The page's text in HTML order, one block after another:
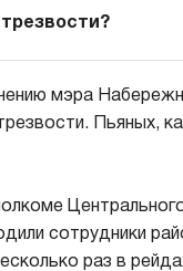
мэра
Пьяных,
сотрудники
раз в